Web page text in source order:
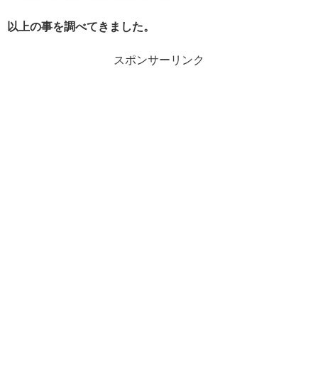
以上の事を調べてきました。
スポンサーリンク